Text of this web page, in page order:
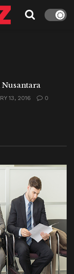
13, 2016 0